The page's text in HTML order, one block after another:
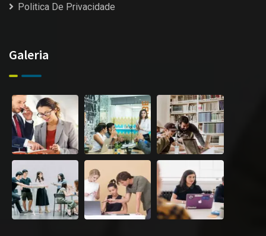
Politica De Privacidade
Galeria